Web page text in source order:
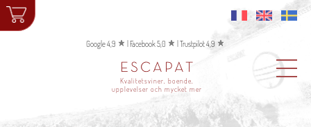
Google 4,9 Facebook 5,0 Trustpilot 4,9
ESCAPAT
Kvalitetsviner, boende,
upplevelser och mycket mer